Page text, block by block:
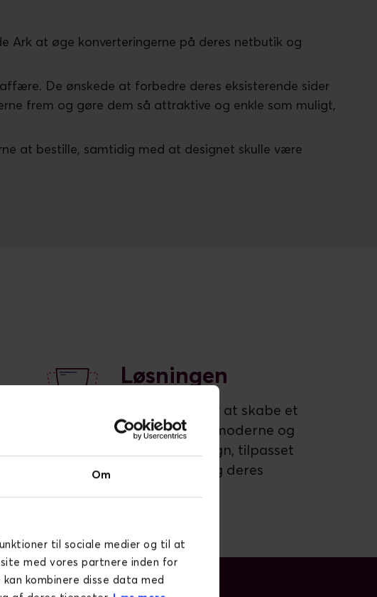
Om
til sociale medier og til at
med vores partnere inden for
kombinere disse data med
Ark at øge konverteringerne på deres netbutik og
De ønskede at forbedre deres eksisterende sider
frem og gøre dem så attraktive og enkle som muligt,
at bestille, samtidig med at designet skulle være
for
Løsningen
Løsningen blev at skabe et
billededrevet, moderne og
dynamisk design, tilpasset
målgruppen og deres